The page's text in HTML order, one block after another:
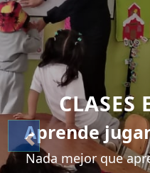
Aprende
Nada mejor que